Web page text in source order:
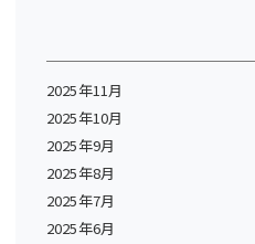
2025年11月
2025年10月
2025年9月
2025年8月
2025年7月
2025年6月